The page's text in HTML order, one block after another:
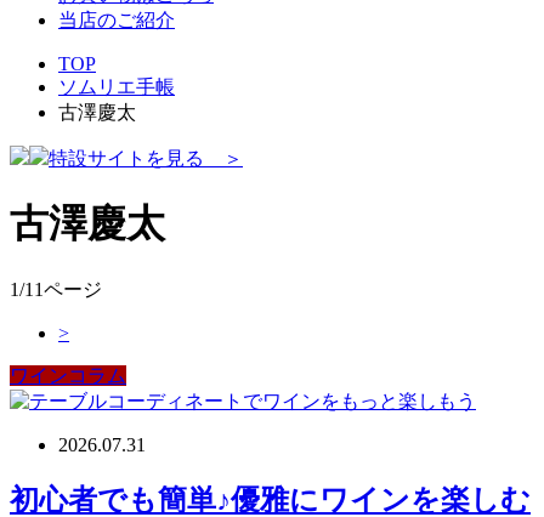
当店のご紹介
TOP
ソムリエ手帳
古澤慶太
特設サイトを見る ＞
古澤慶太
1/11ページ
>
ワインコラム
2026.07.31
初心者でも簡単♪優雅にワインを楽しむ